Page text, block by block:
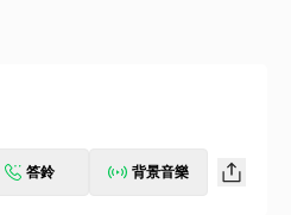
答鈴 背景音樂